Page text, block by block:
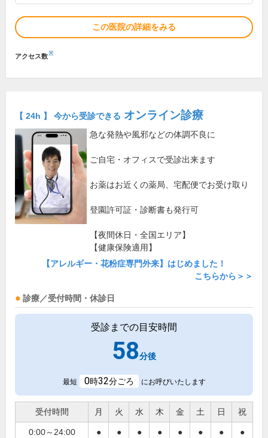
この医院の詳細をみる
アクセス数※
【 24h 】 今から受診できる オンライン診療
急な発熱や風邪などの体調不良に
ご自宅・オフィスで受診出来ます
お薬はお近くの薬局、宅配便でお受け取り
登園許可証・診断書も発行可
【夜間休日・全国エリア】
【健康保険適用】
【アレルギー・花粉症専門外来】はじめました！
こちらから＞＞
診療／受付時間・休診日
受診までの目安時間
58分後
最短 0時32分ごろ にお呼びいたします
受付時間 月 火 水 木 金 土 日 祝
0:00～24:00 ● ● ● ● ● ● ● ●